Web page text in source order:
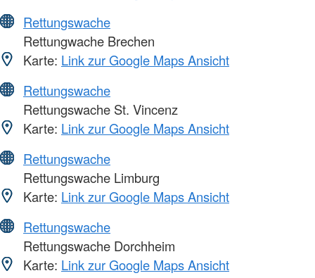
Rettungswache
Rettungwache Brechen
Karte: Link zur Google Maps Ansicht
Rettungswache
Rettungswache St. Vincenz
Karte: Link zur Google Maps Ansicht
Rettungswache
Rettungswache Limburg
Karte: Link zur Google Maps Ansicht
Rettungswache
Rettungswache Dorchheim
Karte: Link zur Google Maps Ansicht